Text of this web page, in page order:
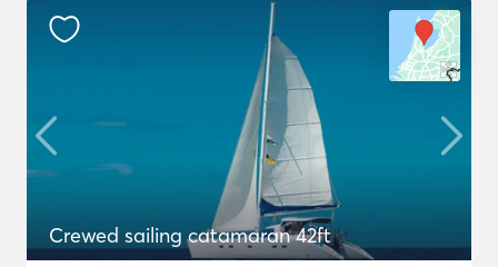
Crewed sailing catamaran 42ft